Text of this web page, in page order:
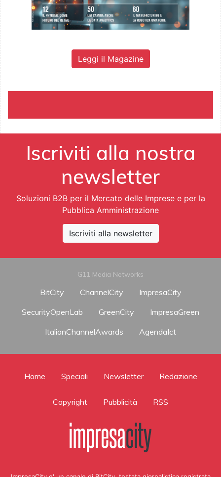
Leggi il Magazine
Iscriviti alla nostra
newsletter
Soluzioni B2B per il Mercato delle Imprese e per la
Pubblica Amministrazione
Iscriviti alla newsletter
G11 Media Networks
BitCity ChannelCity
ImpresaCity
SecurityOpenLab
GreenCity
ImpresaGreen
ItalianChannelAwards
AgendaIct
Home Speciali Newsletter Redazione
Copyright Pubblicità RSS